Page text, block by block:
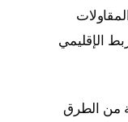
الإقليمي
من الطرق